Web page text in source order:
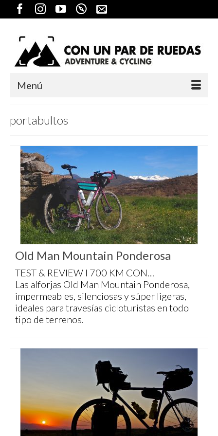
Menú
portabultos
Old Man Mountain Ponderosa
TEST & REVIEW I 700 KM CON…
Las alforjas Old Man Mountain Ponderosa,
impermeables, silenciosas y súper ligeras,
ideales para travesías cicloturistas en todo
tipo de terrenos.